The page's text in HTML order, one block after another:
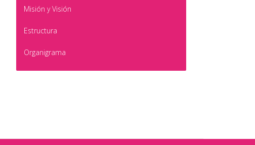
Misión y Visión
Estructura
Organigrama